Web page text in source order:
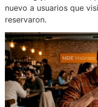
nuevo a usuarios que
reservaron.